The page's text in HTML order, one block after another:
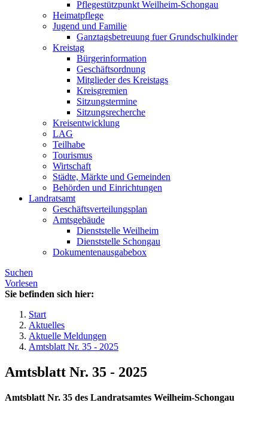
Pflegestützpunkt Weilheim-Schongau
Heimatpflege
Jugend und Familie
Ganztagsbetreuung fuer Grundschulkinder
Kreistag
Bürgerinformation
Geschäftsordnung
Mitglieder des Kreistags
Kreisgremien
Sitzungstermine
Sitzungsrecherche
Kreisentwicklung
LAG
Teilhabe
Tourismus
Wirtschaft
Städte, Märkte und Gemeinden
Behörden und Einrichtungen
Landratsamt
Geschäftsverteilungsplan
Amtsgebäude
Dienststelle Weilheim
Dienststelle Schongau
Dokumentenausgabebox
Suchen
Vorlesen
Sie befinden sich hier:
Start
Aktuelles
Aktuelle Meldungen
Amtsblatt Nr. 35 - 2025
Amtsblatt Nr. 35 - 2025
Amtsblatt Nr. 35 des Landratsamtes Weilheim-Schongau